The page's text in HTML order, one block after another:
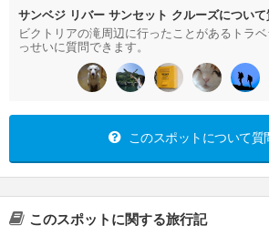
サンベジ リバー サンセット クルーズについて
ビクトリアの滝周辺に行ったことがあるトラ
っせいに質問できます。
このスポットについて質
このスポットに関する旅行記